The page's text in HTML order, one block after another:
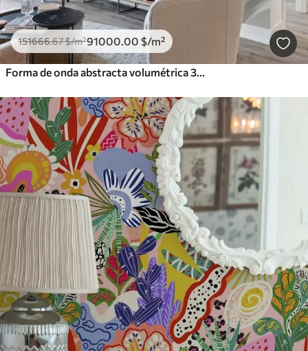
151666.67$/m²91000.00 $/m²
Forma de onda abstracta volumétrica 3D blanca